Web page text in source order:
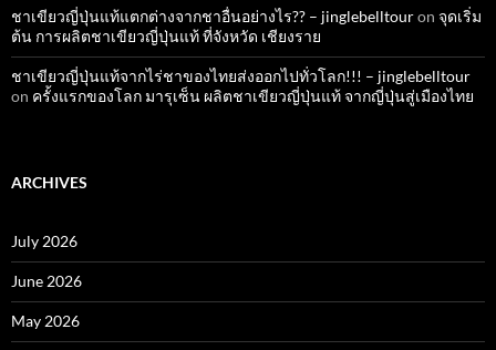
ชาเขียวญี่ปุ่นแท้แตกต่างจากชาอื่นอย่างไร?? – jinglebelltouron จุดเริ่ม
ต้น การผลิตชาเขียวญี่ปุ่นแท้ ที่จังหวัด เชียงราย
ชาเขียวญี่ปุ่นแท้จากไร่ชาของไทยส่งออกไปทั่วโลก!!! – jinglebelltour
on ครั้งแรกของโลก มารุเซ็น ผลิตชาเขียวญี่ปุ่นแท้ จากญี่ปุ่นสู่เมืองไทย
ARCHIVES
July 2026
June 2026
May 2026